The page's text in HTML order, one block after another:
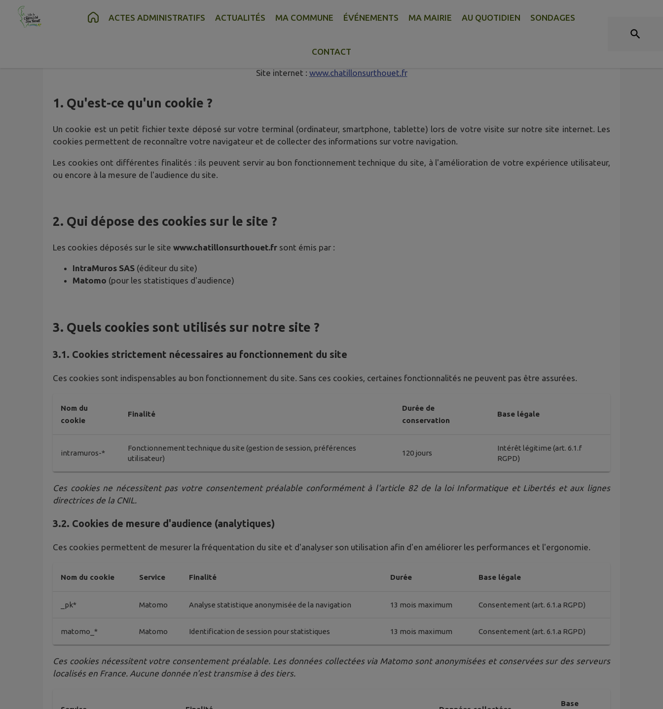
Contenu Recherche Pied de page
ACTES ADMINISTRATIFS ACTUALITÉS MA COMMUNE ÉVÉNEMENTS MA MAIRIE AU QUOTIDIEN SONDAGES
CONTACT
Site internet : www.chatillonsurthouet.fr
1. Qu'est-ce qu'un cookie ?
Un cookie est un petit fichier texte déposé sur votre terminal (ordinateur, smartphone, tablette) lors de votre visite sur notre site internet. Les
cookies permettent de reconnaître votre navigateur et de collecter des informations sur votre navigation.
Les cookies ont différentes finalités : ils peuvent servir au bon fonctionnement technique du site, à l'amélioration de votre expérience utilisateur,
ou encore à la mesure de l'audience du site.
2. Qui dépose des cookies sur le site ?
Les cookies déposés sur le site www.chatillonsurthouet.fr sont émis par :
IntraMuros SAS (éditeur du site)
Matomo (pour les statistiques d'audience)
3. Quels cookies sont utilisés sur notre site ?
3.1. Cookies strictement nécessaires au fonctionnement du site
Ces cookies sont indispensables au bon fonctionnement du site. Sans ces cookies, certaines fonctionnalités ne peuvent pas être assurées.
Nom du
cookie
Finalité
Durée de
conservation
Base légale
intramuros-*
Fonctionnement technique du site (gestion de session, préférences
utilisateur)
120 jours
Intérêt légitime (art. 6.1.f
RGPD)
Ces cookies ne nécessitent pas votre consentement préalable conformément à l'article 82 de la loi Informatique et Libertés et aux lignes
directrices de la CNIL.
3.2. Cookies de mesure d'audience (analytiques)
Ces cookies permettent de mesurer la fréquentation du site et d'analyser son utilisation afin d'en améliorer les performances et l'ergonomie.
Nom du cookie Service Finalité Durée Base légale
_pk* Matomo Analyse statistique anonymisée de la navigation 13 mois maximum Consentement (art. 6.1.a RGPD)
matomo_* Matomo Identification de session pour statistiques 13 mois maximum Consentement (art. 6.1.a RGPD)
Ces cookies nécessitent votre consentement préalable. Les données collectées via Matomo sont anonymisées et conservées sur des serveurs
localisés en France. Aucune donnée n'est transmise à des tiers.
Base